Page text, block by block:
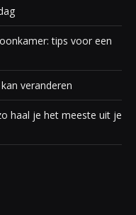
tips voor een
veranderen
haal je het meeste uit je